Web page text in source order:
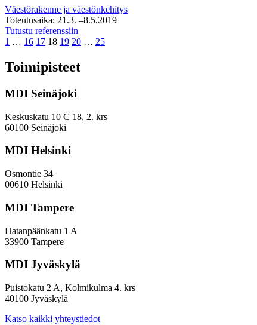
Väestörakenne ja väestönkehitys
Toteutusaika: 21.3. –8.5.2019
Tutustu referenssiin
väestö-
kieliennuste
Page
1 … Page
16 Page
17 Page
18 Page
19 Page
20 … Page
25
Toimipisteet
MDI Seinäjoki
Keskuskatu 10 C 18, 2. krs
60100 Seinäjoki
MDI Helsinki
Osmontie 34
00610 Helsinki
MDI Tampere
Hatanpäänkatu 1 A
33900 Tampere
MDI Jyväskylä
Puistokatu 2 A, Kolmikulma 4. krs
40100 Jyväskylä
Katso kaikki yhteystiedot